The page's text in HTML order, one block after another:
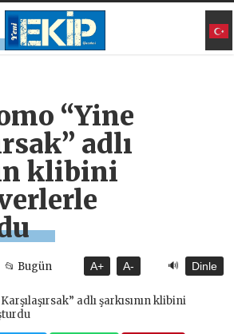
“Yine
adlı
klibini
📂 Bugün A+ A- 🔊 Dinle